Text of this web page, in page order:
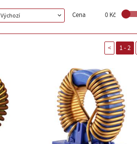
Výchozí Cena 0 Kč
< 1 - 2